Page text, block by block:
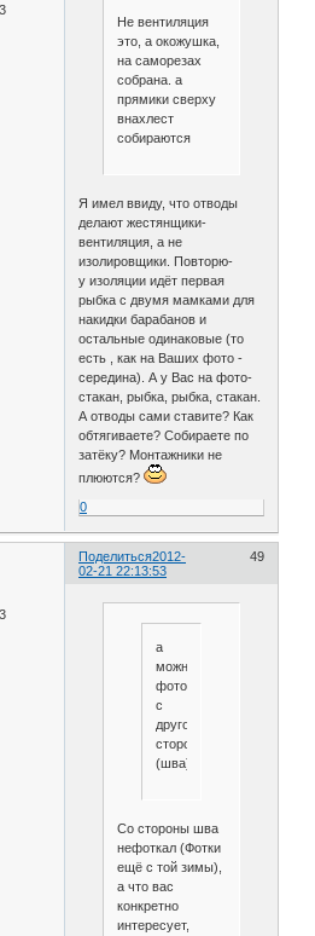
Не вентиляция
это, а окожушка,
на саморезах
собрана. а
прямики сверху
внахлест
собираются
Я имел ввиду, что отводы
делают жестянщики-
вентиляция, а не
изолировщики. Повторю-
у изоляции идёт первая
рыбка с двумя мамками для
накидки барабанов и
остальные одинаковые (то
есть , как на Ваших фото -
середина). А у Вас на фото-
стакан, рыбка, рыбка, стакан.
А отводы сами ставите? Как
обтягиваете? Собираете по
затёку? Монтажники не
плюются?
0
Поделиться 49
2012-
02-21 22:13:53
а
можно
фото
с
другой
стороны
(шва)?
Со стороны шва
нефоткал (Фотки
ещё с той зимы),
а что вас
конкретно
интересует,